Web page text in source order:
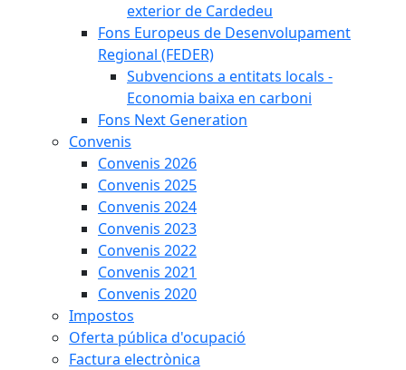
exterior de Cardedeu
Fons Europeus de Desenvolupament
Regional (FEDER)
Subvencions a entitats locals -
Economia baixa en carboni
Fons Next Generation
Convenis
Convenis 2026
Convenis 2025
Convenis 2024
Convenis 2023
Convenis 2022
Convenis 2021
Convenis 2020
Impostos
Oferta pública d'ocupació
Factura electrònica